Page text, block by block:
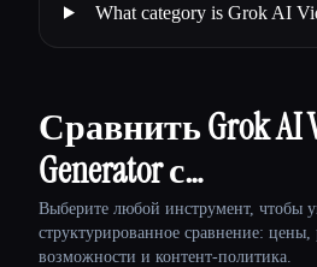
What category is Grok AI
Сравнить Grok AI
Generator с…
Выберите любой инструмент, чтобы
структурированное сравнение: цены,
возможности и контент-политика.